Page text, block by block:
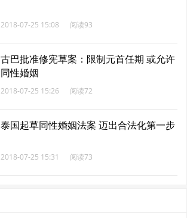
2018-07-25 15:08 阅读93
古巴批准修宪草案：限制元首任期 或允许
同性婚姻
2018-07-25 15:26 阅读72
泰国起草同性婚姻法案 迈出合法化第一步
2018-07-25 15:31 阅读73